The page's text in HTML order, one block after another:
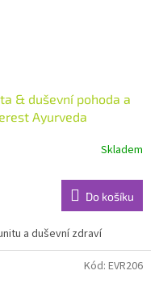
& duševní pohoda a
Ayurveda
Skladem
Do košíku
a duševní zdraví
Kód: EVR206